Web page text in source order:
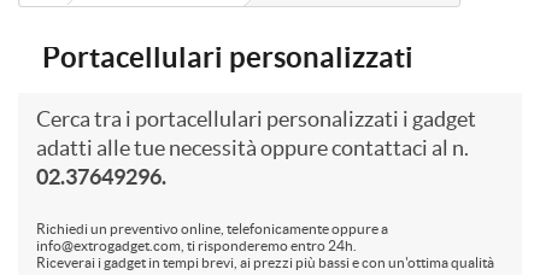
Portacellulari personalizzati
Cerca tra i portacellulari personalizzati i gadget
adatti alle tue necessità oppure contattaci al n.
02.37649296.
Richiedi un preventivo online, telefonicamente oppure a
info@extrogadget.com, ti risponderemo entro 24h.
Riceverai i gadget in tempi brevi, ai prezzi più bassi e con un'ottima qualità